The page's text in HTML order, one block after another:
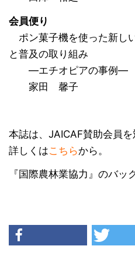
会員便り
ポン菓子機を使った新し
と普及の取り組み
―エチオピアの事例―
家田 馨子
本誌は、JAICAF賛助会員を
詳しくはこちらから。
『国際農林業協力』のバッ